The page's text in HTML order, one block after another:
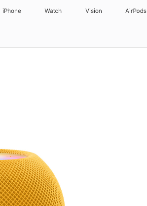
iPhone Watch Vision AirPods